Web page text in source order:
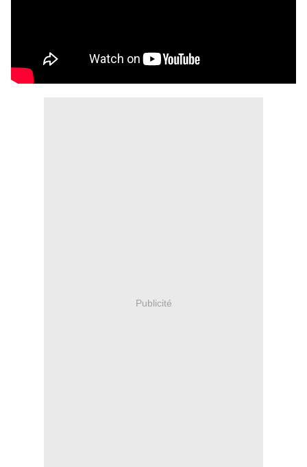
Publicité